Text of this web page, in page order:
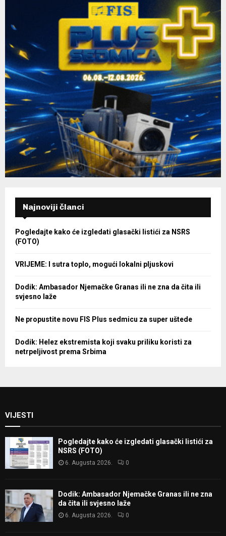
H
Najnoviji članci
Pogledajte kako će izgledati glasački listići za NSRS
(FOTO)
VRIJEME: I sutra toplo, mogući lokalni pljuskovi
Dodik: Ambasador Njemačke Granas ili ne zna da čita ili
svjesno laže
Ne propustite novu FIS Plus sedmicu za super uštede
Dodik: Helez ekstremista koji svaku priliku koristi za
netrpeljivost prema Srbima
VIJESTI
Pogledajte kako će izgledati glasački listići za
NSRS (FOTO)
6. Augusta 2026. 0
Dodik: Ambasador Njemačke Granas ili ne zna
da čita ili svjesno laže
6. Augusta 2026. 0